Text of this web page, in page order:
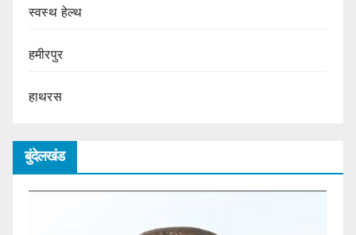
स्वस्थ हेल्थ
हमीरपुर
हाथरस
बुंदेलखंड